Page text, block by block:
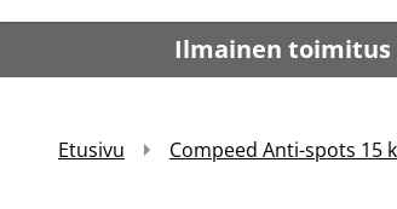
Ilmainen toimitus
Etusivu Compeed Anti-spots 15